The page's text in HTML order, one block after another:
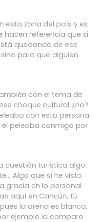
esta zona del país y es
hacen referencia que si
quedando de ese
sino para que alguien
con el tema de
ese choque cultural ¿no?
con esta persona
él peleaba conmigo por
cuestión turística algo
Algo que sí he visto
gracia en lo personal
aquí en Cancún, tú
pues la arena es blanca,
ejemplo la comparo